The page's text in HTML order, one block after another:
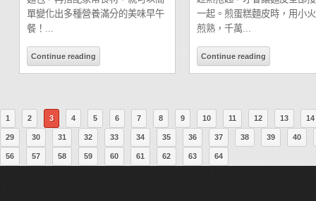
單變化出多種營養滿分的美味早午
餐！...
Continue reading
一起。煎蛋糕麵皮時，用小
煎熟，千萬...
Continue reading
1 2 3 4 5 6 7 8 9 10 11 12 13 14
29 30 31 32 33 34 35 36 37 38 39 40
56 57 58 59 60 61 62 63 64